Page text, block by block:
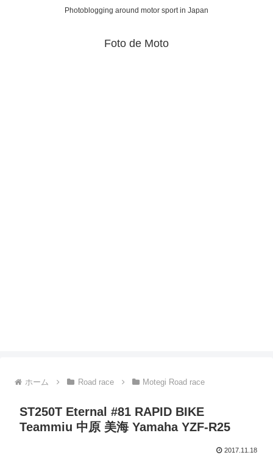
Photoblogging around motor sport in Japan
Foto de Moto
ホーム Road race Motegi Road race
ST250T Eternal #81 RAPID BIKE
Teammiu 中原 美海 Yamaha YZF-R25
2017.11.18